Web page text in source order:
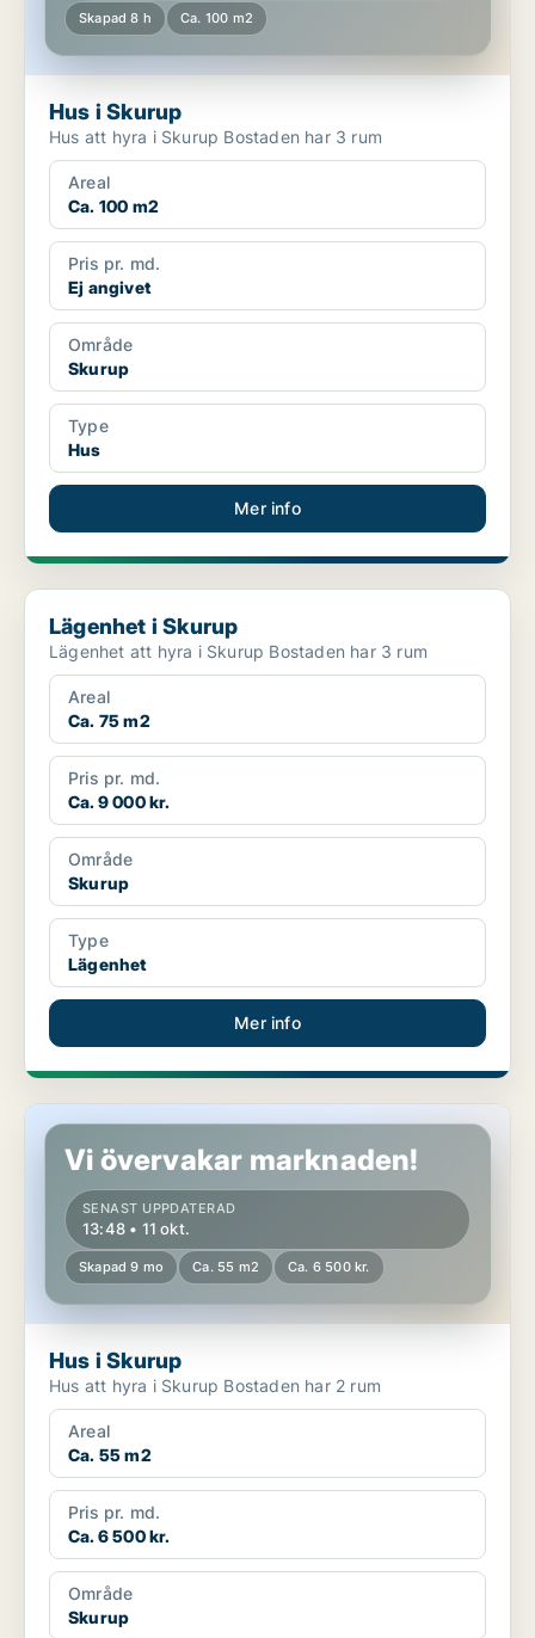
Skapad 8 h Ca. 100 m2
Hus i Skurup
Hus att hyra i Skurup Bostaden har 3 rum
Areal
Ca. 100 m2
Pris pr. md.
Ej angivet
Område
Skurup
Type
Hus
Mer info
Lägenhet i Skurup
Lägenhet i Skurup
Lägenhet att hyra i Skurup Bostaden har 3 rum
Areal
Ca. 75 m2
Pris pr. md.
Ca. 9 000 kr.
Område
Skurup
Type
Lägenhet
Mer info
Hus i Skurup
Vi övervakar marknaden!
SENAST UPPDATERAD
13:48 • 11 okt.
Skapad 9 mo Ca. 55 m2 Ca. 6 500 kr.
Hus i Skurup
Hus att hyra i Skurup Bostaden har 2 rum
Areal
Ca. 55 m2
Pris pr. md.
Ca. 6 500 kr.
Område
Skurup